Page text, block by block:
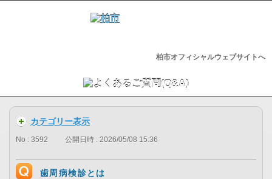
柏市オフィシャルウェブサイトへ
カテゴリー表示
No : 3592 公開日時 : 2026/05/08 15:36
歯周病検診とは